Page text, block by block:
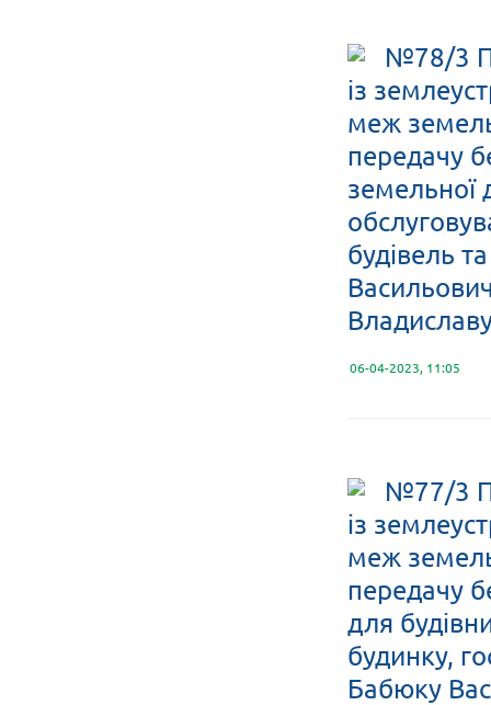
№78/3
із
меж
передачу
земельної
будівель
06-04-2023, 11:05
№77/3
із
меж
передачу
для
будинку,
Бабюку